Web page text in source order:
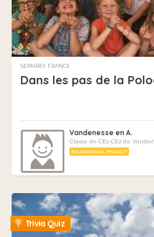
SEMAREY, FRANCE
Dans les pas de la
Vandenesse en A.
Classe de CE1-CE2 de
EDUCATIONAL PROJECT
Trivia Quiz